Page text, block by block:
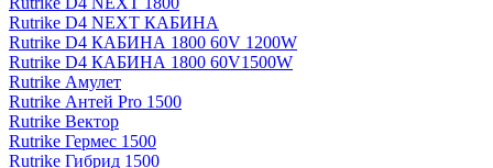
Rutrike D4 NEXT КАБИНА
Rutrike D4 КАБИНА 1800 60V 1200W
Rutrike D4 КАБИНА 1800 60V1500W
Rutrike Амулет
Rutrike Антей Pro 1500
Rutrike Вектор
Rutrike Гермес 1500
Rutrike Гибрид 1500